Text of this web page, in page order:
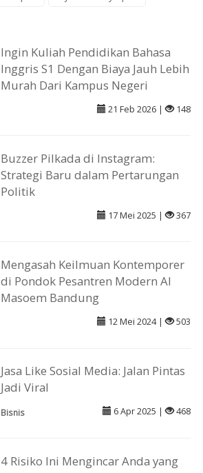
Ingin Kuliah Pendidikan Bahasa
Inggris S1 Dengan Biaya Jauh Lebih
Murah Dari Kampus Negeri
21 Feb 2026 | 148
Buzzer Pilkada di Instagram:
Strategi Baru dalam Pertarungan
Politik
17 Mei 2025 | 367
Mengasah Keilmuan Kontemporer
di Pondok Pesantren Modern Al
Masoem Bandung
12 Mei 2024 | 503
Jasa Like Sosial Media: Jalan Pintas
Jadi Viral
Bisnis 6 Apr 2025 | 468
4 Risiko Ini Mengincar Anda yang